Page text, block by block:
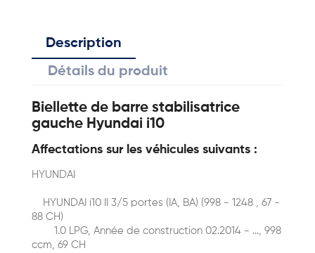
Description
Détails du produit
Biellette de barre stabilisatrice
gauche Hyundai i10
Affectations sur les véhicules suivants :
HYUNDAI
HYUNDAI i10 II 3/5 portes (IA, BA) (998 - 1248 , 67 -
88 CH)
1.0 LPG, Année de construction 02.2014 - ..., 998
ccm, 69 CH